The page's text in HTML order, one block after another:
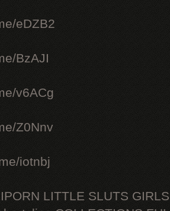
eDZB2
BzAJI
v6ACg
Z0Nnv
iotnbj
LITTLE SLUTS